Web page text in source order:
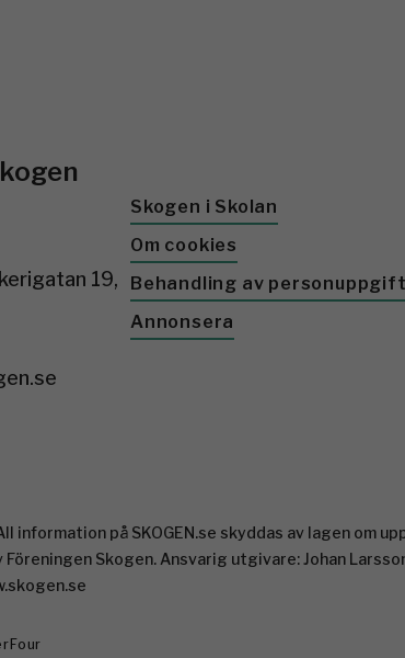
19,
Skogen i Skolan
Om cookies
Behandling av
Annonsera
information på SKOGEN.se skyddas av lagen om
Föreningen Skogen. Ansvarig utgivare: Johan